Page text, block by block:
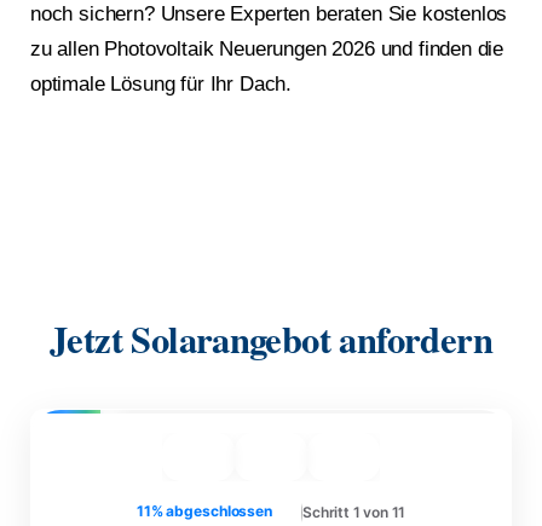
noch sichern? Unsere Experten beraten Sie kostenlos
zu allen Photovoltaik Neuerungen 2026 und finden die
optimale Lösung für Ihr Dach.
Jetzt Solarangebot anfordern
11% abgeschlossen Schritt 1 von 11